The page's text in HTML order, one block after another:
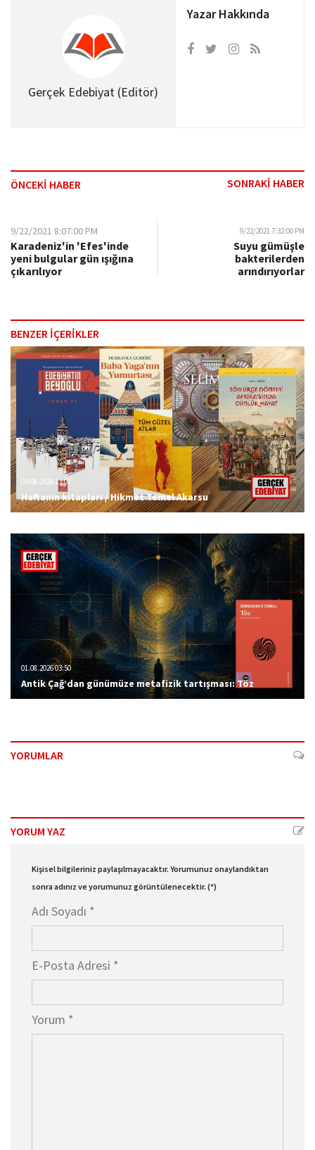
Gerçek Edebiyat (Editör)
Yazar Hakkında
ÖNCEKİ HABER SONRAKİ HABER
9/22/2021 8:07:00 PM
Karadeniz'in 'Efes'inde
yeni bulgular gün ışığına
çıkarılıyor
9/22/2021 7:32:00 PM
Suyu gümüşle
bakterilerden
arındırıyorlar
BENZER İÇERİKLER
03.08.2026 13:07
Haftanın kitapları / Hikmet Temel Akarsu
01.08.2026 03:50
Antik Çağ’dan günümüze metafizik tartışması: Töz
YORUMLAR
YORUM YAZ
Kişisel bilgileriniz paylaşılmayacaktır. Yorumunuz onaylandıktan
sonra adınız ve yorumunuz görüntülenecektir. (*)
Adı Soyadı *
E-Posta Adresi *
Yorum *